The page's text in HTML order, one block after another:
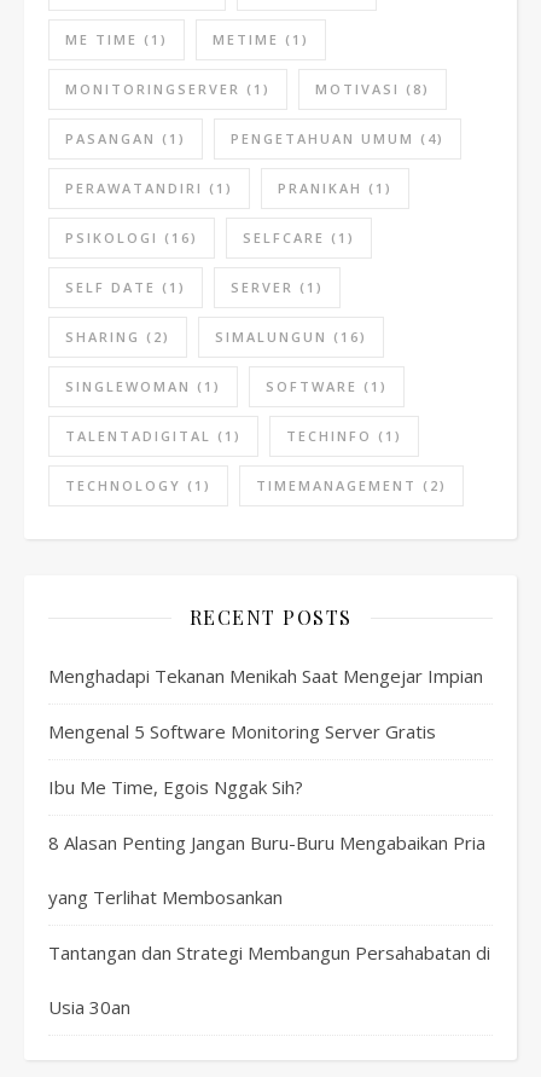
ME TIME (1) METIME (1)
MONITORINGSERVER (1) MOTIVASI (8)
PASANGAN (1) PENGETAHUAN UMUM (4)
PERAWATANDIRI (1) PRANIKAH (1)
PSIKOLOGI (16) SELFCARE (1)
SELF DATE (1) SERVER (1)
SHARING (2) SIMALUNGUN (16)
SINGLEWOMAN (1) SOFTWARE (1)
TALENTADIGITAL (1) TECHINFO (1)
TECHNOLOGY (1) TIMEMANAGEMENT (2)
RECENT POSTS
Menghadapi Tekanan Menikah Saat Mengejar Impian
Mengenal 5 Software Monitoring Server Gratis
Ibu Me Time, Egois Nggak Sih?
8 Alasan Penting Jangan Buru-Buru Mengabaikan Pria
yang Terlihat Membosankan
Tantangan dan Strategi Membangun Persahabatan di
Usia 30an